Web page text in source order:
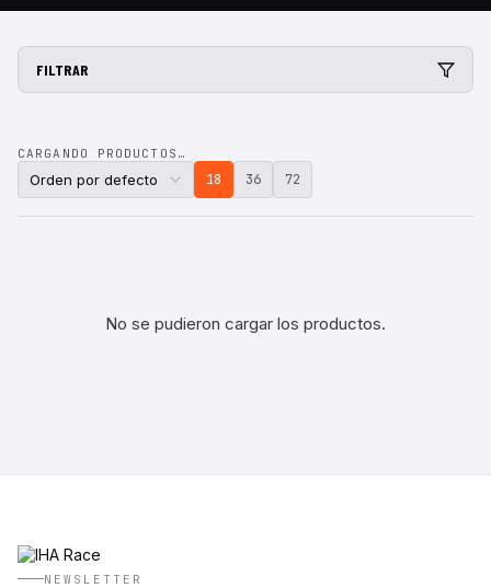
FILTRAR
CARGANDO PRODUCTOS…
18 36 72
No se pudieron cargar los productos.
NEWSLETTER